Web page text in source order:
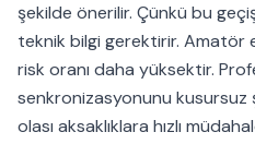
şekilde önerilir. Çünkü bu
teknik bilgi gerektirir. Amatör
risk oranı daha yüksektir.
senkronizasyonunu kusursuz
olası aksaklıklara hızlı